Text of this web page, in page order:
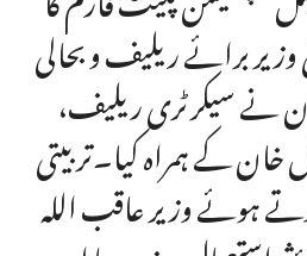
وزیر برائے ریلیف و بحالی
نے سیکرٹری ریلیف،
خان کے ہمراہ کیا۔تربیتی
ہوئے وزیر عاقب اللہ